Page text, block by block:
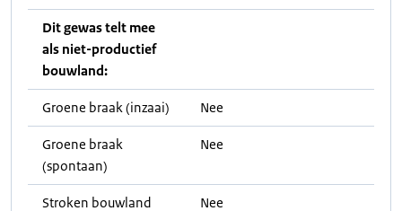
Dit gewas telt mee
als niet-productief
bouwland:
Groene braak (inzaai) Nee
Groene braak
(spontaan)
Nee
Stroken bouwland
Nee